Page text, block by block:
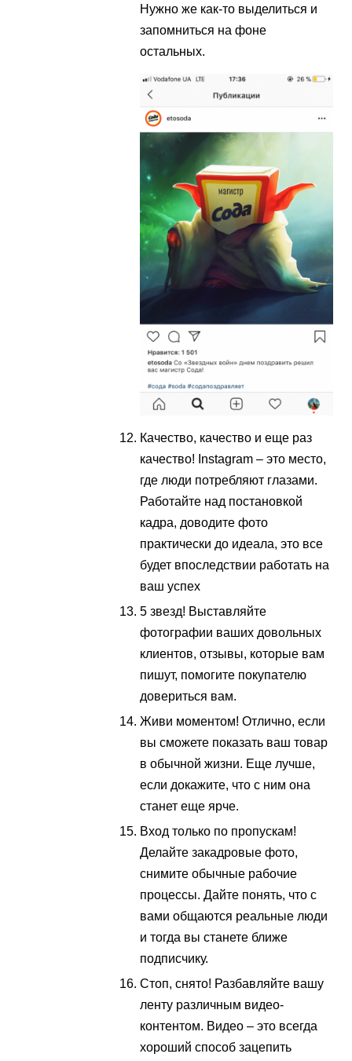
Нужно же как-то выделиться и
запомниться на фоне
остальных.
Качество, качество и еще раз
качество! Instagram – это место,
где люди потребляют глазами.
Работайте над постановкой
кадра, доводите фото
практически до идеала, это все
будет впоследствии работать на
ваш успех
5 звезд! Выставляйте
фотографии ваших довольных
клиентов, отзывы, которые вам
пишут, помогите покупателю
довериться вам.
Живи моментом! Отлично, если
вы сможете показать ваш товар
в обычной жизни. Еще лучше,
если докажите, что с ним она
станет еще ярче.
Вход только по пропускам!
Делайте закадровые фото,
снимите обычные рабочие
процессы. Дайте понять, что с
вами общаются реальные люди
и тогда вы станете ближе
подписчику.
Стоп, снято! Разбавляйте вашу
ленту различным видео-
контентом. Видео – это всегда
хороший способ зацепить